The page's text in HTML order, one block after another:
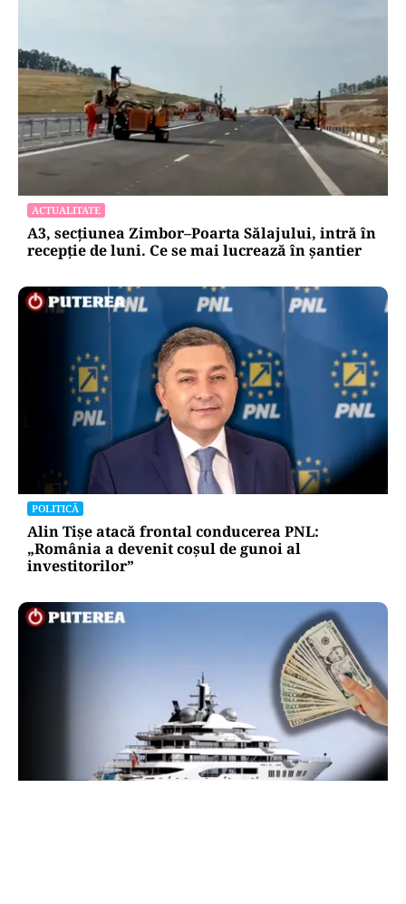
ACTUALITATE
A3, secțiunea Zimbor–Poarta Sălajului, intră în
recepție de luni. Ce se mai lucrează în șantier
POLITICĂ
Alin Tișe atacă frontal conducerea PNL:
„România a devenit coșul de gunoi al
investitorilor”